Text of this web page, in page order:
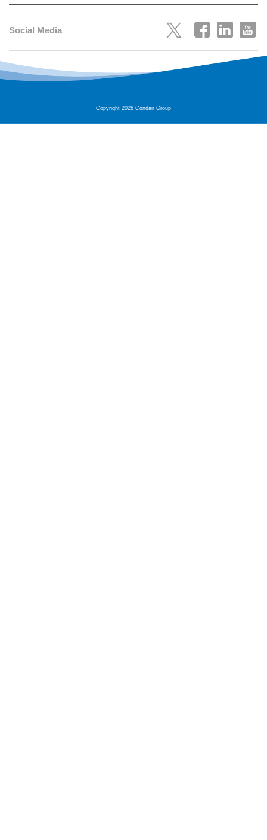
Social Media
Copyright 2026 Condair Group